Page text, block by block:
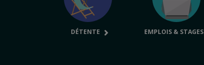
DÉTENTE EMPLOIS & STAGES